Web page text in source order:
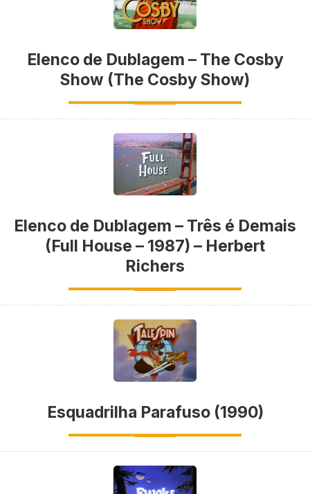
Elenco de Dublagem – The Cosby
Show (The Cosby Show)
Elenco de Dublagem – Três é Demais
(Full House – 1987) – Herbert
Richers
Esquadrilha Parafuso (1990)